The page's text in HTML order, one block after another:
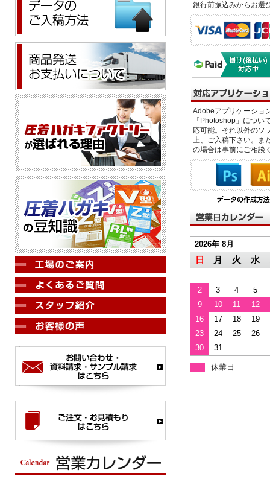
銀行前振込みからお選
Adobeアプリケーショ
「Photoshop」につい
応可能。それ以外のソ
上、ご入稿下さい。ま
の場合は事前にご相談
2026年 8月
日 月 火 水
2 3 4
5
9
10 11
12
16
17 18
19
23
24 25
26
30
31
休業日